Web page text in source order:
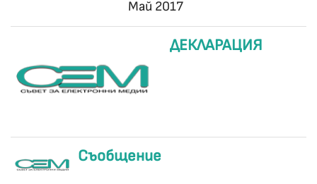
Май 2017
ДЕКЛАРАЦИЯ
Съобщение